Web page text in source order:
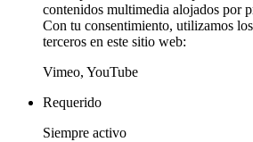
contenidos multimedia alojados por
Con tu consentimiento, utilizamos
terceros en este sitio web:
Vimeo, YouTube
Requerido
Siempre activo